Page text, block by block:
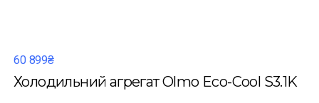
60 899₴
Холодильний агрегат Olmo Eco-Cool S3.1K